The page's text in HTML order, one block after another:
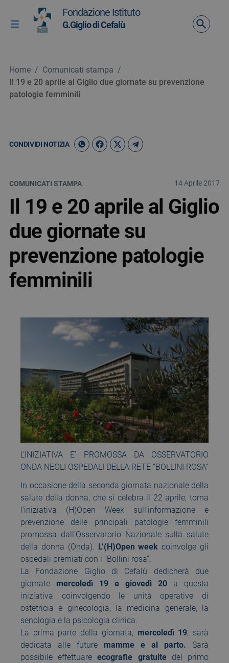
Vai ai contenuti
Vai al menu di navigazione
Vai al footer
Attiva / disattiva la navigazione
Fondazione Istituto
G.Giglio di Cefalù
Home / Comunicati stampa /
Il 19 e 20 aprile al Giglio due giornate su prevenzione
patologie femminili
CONDIVIDI NOTIZIA
COMUNICATI STAMPA 14 Aprile 2017
Il 19 e 20 aprile al Giglio
due giornate su
prevenzione patologie
femminili
L’INIZIATIVA E’ PROMOSSA DA OSSERVATORIO
ONDA NEGLI OSPEDALI DELLA RETE “BOLLINI ROSA”
In occasione della seconda giornata nazionale della
salute della donna, che si celebra il 22 aprile, torna
l’iniziativa (H)Open Week sull’informazione e
prevenzione delle principali patologie femminili
promossa dall’Osservatorio Nazionale sulla salute
della donna (Onda). L’(H)Open week coinvolge gli
ospedali premiati con i “Bollini rosa”.
La Fondazione Giglio di Cefalù dedicherà due
giornate mercoledì 19 e giovedì 20 a questa
iniziativa coinvolgendo le unità operative di
ostetricia e ginecologia, la medicina generale, la
senologia e la psicologia clinica.
La prima parte della giornata, mercoledì 19, sarà
dedicata alle future mamme e al parto. Sarà
possibile effettuareecografie gratuitedel primo